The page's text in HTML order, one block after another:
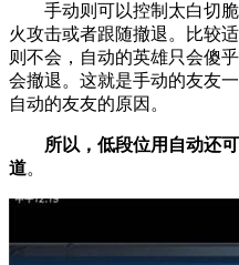
手动则可以控制太白切脆
火攻击或者跟随撤退。比较
则不会，自动的英雄只会傻
会撤退。这就是手动的友友
自动的友友的原因。
所以，低段位用自动还
道。